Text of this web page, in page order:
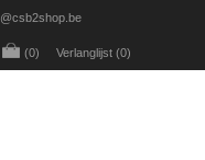
(0) Verlanglijst (0)